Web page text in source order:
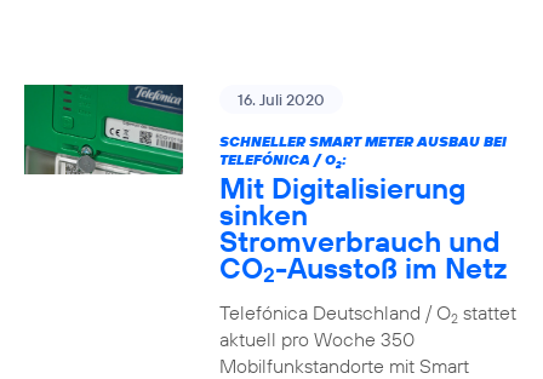
16. Juli 2020
SCHNELLER SMART METER AUSBAU BEI
TELEFÓNICA / O2:
Mit Digitalisierung
sinken
Stromverbrauch und
CO2-Ausstoß im Netz
Telefónica Deutschland / O2stattet
aktuell pro Woche 350
Mobilfunkstandorte mit Smart